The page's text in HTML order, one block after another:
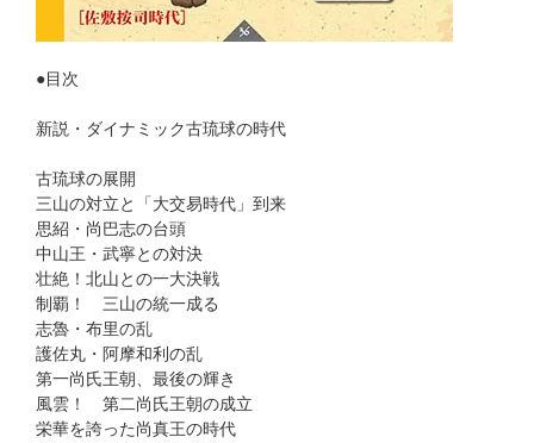
●目次
新説・ダイナミック古琉球の時代
古琉球の展開
三山の対立と「大交易時代」到来
思紹・尚巴志の台頭
中山王・武寧との対決
壮絶！北山との一大決戦
制覇！ 三山の統一成る
志魯・布里の乱
護佐丸・阿摩和利の乱
第一尚氏王朝、最後の輝き
風雲！ 第二尚氏王朝の成立
栄華を誇った尚真王の時代